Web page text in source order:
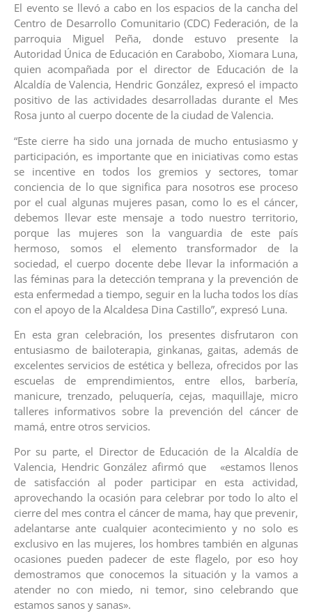
El evento se llevó a cabo en los espacios de la cancha del
Centro de Desarrollo Comunitario (CDC) Federación, de la
parroquia Miguel Peña, donde estuvo presente la
Autoridad Única de Educación en Carabobo, Xiomara Luna,
quien acompañada por el director de Educación de la
Alcaldía de Valencia, Hendric González, expresó el impacto
positivo de las actividades desarrolladas durante el Mes
Rosa junto al cuerpo docente de la ciudad de Valencia.
“Este cierre ha sido una jornada de mucho entusiasmo y
participación, es importante que en iniciativas como estas
se incentive en todos los gremios y sectores, tomar
conciencia de lo que significa para nosotros ese proceso
por el cual algunas mujeres pasan, como lo es el cáncer,
debemos llevar este mensaje a todo nuestro territorio,
porque las mujeres son la vanguardia de este país
hermoso, somos el elemento transformador de la
sociedad, el cuerpo docente debe llevar la información a
las féminas para la detección temprana y la prevención de
esta enfermedad a tiempo, seguir en la lucha todos los días
con el apoyo de la Alcaldesa Dina Castillo”, expresó Luna.
En esta gran celebración, los presentes disfrutaron con
entusiasmo de bailoterapia, ginkanas, gaitas, además de
excelentes servicios de estética y belleza, ofrecidos por las
escuelas de emprendimientos, entre ellos, barbería,
manicure, trenzado, peluquería, cejas, maquillaje, micro
talleres informativos sobre la prevención del cáncer de
mamá, entre otros servicios.
Por su parte, el Director de Educación de la Alcaldía de
Valencia, Hendric González afirmó que «estamos llenos
de satisfacción al poder participar en esta actividad,
aprovechando la ocasión para celebrar por todo lo alto el
cierre del mes contra el cáncer de mama, hay que prevenir,
adelantarse ante cualquier acontecimiento y no solo es
exclusivo en las mujeres, los hombres también en algunas
ocasiones pueden padecer de este flagelo, por eso hoy
demostramos que conocemos la situación y la vamos a
atender no con miedo, ni temor, sino celebrando que
estamos sanos y sanas».